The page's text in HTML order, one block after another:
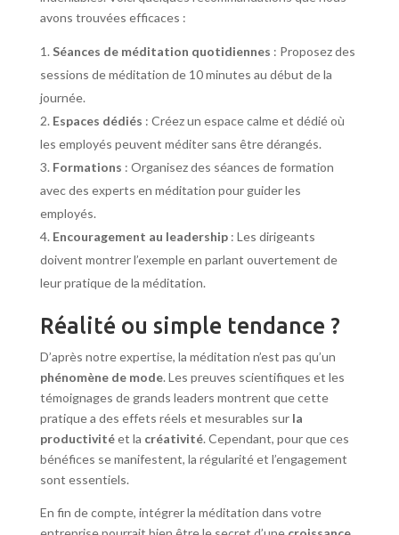
avons trouvées efficaces :
Séances de méditation quotidiennes : Proposez des
sessions de méditation de 10 minutes au début de la
journée.
Espaces dédiés : Créez un espace calme et dédié où
les employés peuvent méditer sans être dérangés.
Formations : Organisez des séances de formation
avec des experts en méditation pour guider les
employés.
Encouragement au leadership: Les dirigeants
doivent montrer l’exemple en parlant ouvertement de
leur pratique de la méditation.
Réalité ou simple tendance ?
D’après notre expertise, la méditation n’est pas qu’un
phénomène de mode. Les preuves scientifiques et les
témoignages de grands leaders montrent que cette
pratique a des effets réels et mesurables sur la
productivitéet la créativité. Cependant, pour que ces
bénéfices se manifestent, la régularité et l’engagement
sont essentiels.
En fin de compte, intégrer la méditation dans votre